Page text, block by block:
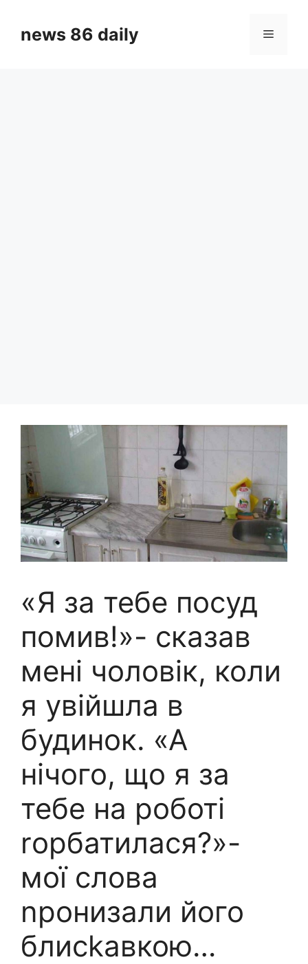
contentnews 86 daily Menu
«Я за тебе посуд
помив!»- сказав
мені чоловік, коли
я увійшла в
будинок. «А
нічого, що я за
тебе на роботі
rорбатилася?»-
мої слова
nронизали його
блисkавкою…